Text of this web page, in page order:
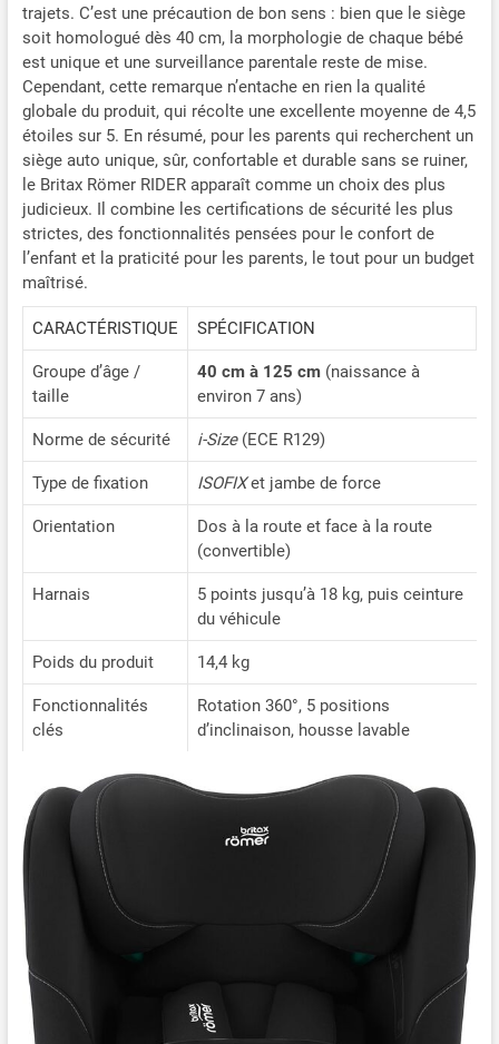
trajets. C’est une précaution de bon sens : bien que le siège
soit homologué dès 40 cm, la morphologie de chaque bébé
est unique et une surveillance parentale reste de mise.
Cependant, cette remarque n’entache en rien la qualité
globale du produit, qui récolte une excellente moyenne de 4,5
étoiles sur 5. En résumé, pour les parents qui recherchent un
siège auto unique, sûr, confortable et durable sans se ruiner,
le Britax Römer RIDER apparaît comme un choix des plus
judicieux. Il combine les certifications de sécurité les plus
strictes, des fonctionnalités pensées pour le confort de
l’enfant et la praticité pour les parents, le tout pour un budget
maîtrisé.
CARACTÉRISTIQUE SPÉCIFICATION
Groupe d’âge /
taille
40 cm à 125 cm(naissance à
environ 7 ans)
Norme de sécurité i-Size(ECE R129)
Type de fixation ISOFIXet jambe de force
Orientation
Dos à la route et face à la route
(convertible)
Harnais
5 points jusqu’à 18 kg, puis ceinture
du véhicule
Poids du produit 14,4 kg
Fonctionnalités
clés
Rotation 360°, 5 positions
d’inclinaison, housse lavable